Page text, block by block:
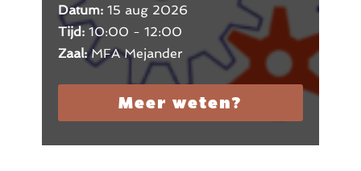
Datum: 15 aug 2026
Tijd: 10:00 - 12:00
Zaal:MFA Mejander
Meer weten?